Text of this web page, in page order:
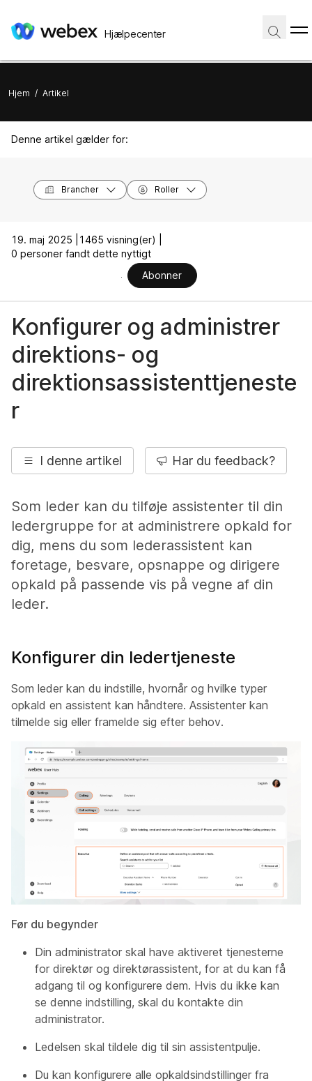
Hjælpecenter
Hjem / Artikel
Denne artikel gælder for:
Brancher Roller
19. maj 2025 |
1465 visning(er) |
0 personer fandt dette nyttigt
Abonner
Konfigurer og administrer
direktions- og
direktionsassistenttjeneste
r
I denne artikel Har du feedback?
Som leder kan du tilføje assistenter til din
ledergruppe for at administrere opkald for
dig, mens du som lederassistent kan
foretage, besvare, opsnappe og dirigere
opkald på passende vis på vegne af din
leder.
Konfigurer din ledertjeneste
Som leder kan du indstille, hvornår og hvilke typer
opkald en assistent kan håndtere. Assistenter kan
tilmelde sig eller framelde sig efter behov.
Før du begynder
Din administrator skal have aktiveret tjenesterne
for direktør og direktørassistent, for at du kan få
adgang til og konfigurere dem. Hvis du ikke kan
se denne indstilling, skal du kontakte din
administrator.
Ledelsen skal tildele dig til sin assistentpulje.
Du kan konfigurere alle opkaldsindstillinger fra